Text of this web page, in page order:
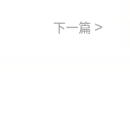
下一篇 >